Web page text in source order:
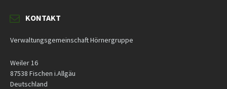
KONTAKT
Verwaltungsgemeinschaft Hörnergruppe
Weiler 16
87538 Fischen i.Allgäu
Deutschland